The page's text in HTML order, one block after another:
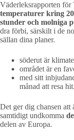
Väderleksrapporten
temperaturer kring
stunder och molniga
dra förbi, särskilt i de
sällan dina planer.
söderut är
området är en
med sitt
månad att resa hit.
Det ger dig chansen att
samtidigt undkomma
delen av Europa.